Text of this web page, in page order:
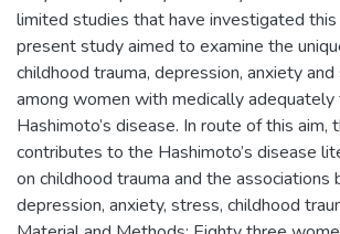
limited studies that have investigated this
present study aimed to examine the
childhood trauma, depression, anxiety
among women with medically
Hashimoto’s disease. In route of this aim,
contributes to the Hashimoto’s disease
on childhood trauma and the associations
depression, anxiety, stress, childhood